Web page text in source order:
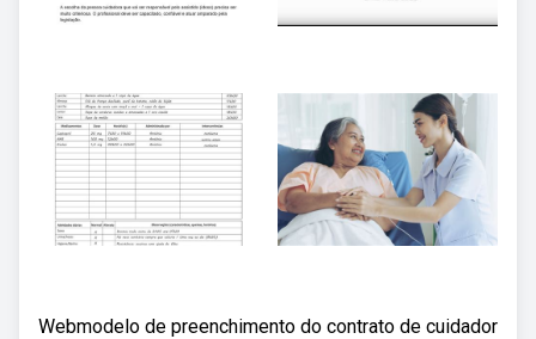
Webmodelo de preenchimento do contrato de cuidador